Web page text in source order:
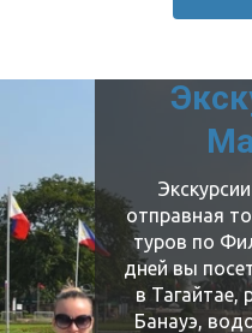
отправная
туров по
дней вы
в Тагайтае,
Банауэ,